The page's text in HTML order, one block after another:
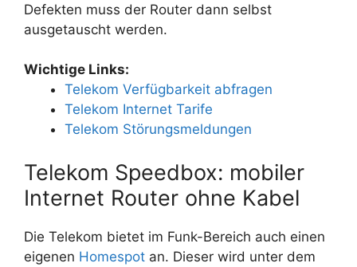
Defekten muss der Router dann selbst
ausgetauscht werden.
Wichtige Links:
Telekom Verfügbarkeit abfragen
Telekom Internet Tarife
Telekom Störungsmeldungen
Telekom Speedbox: mobiler
Internet Router ohne Kabel
Die Telekom bietet im Funk-Bereich auch einen
eigenen Homespot an. Dieser wird unter dem